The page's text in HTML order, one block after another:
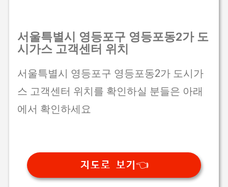
서울특별시 영등포구 영등포동2가 도
시가스 고객센터 위치
서울특별시 영등포구 영등포동2가 도시가
스 고객센터 위치를 확인하실 분들은 아래
에서 확인하세요
지도로 보기👈